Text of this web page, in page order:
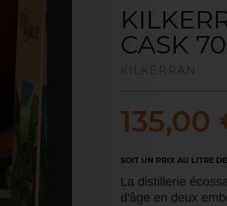
CASK
KILKERRAN
135,00
SOIT UN PRIX AU LITRE
La distillerie
d'âge en deux